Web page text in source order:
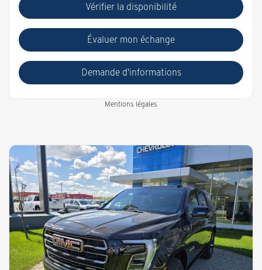
Vérifier la disponibilité
Évaluer mon échange
Demande d'informations
Mentions légales